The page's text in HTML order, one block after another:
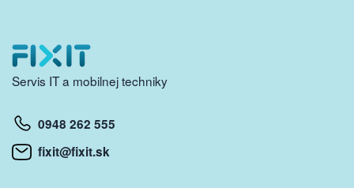
Servis IT a mobilnej techniky
0948 262 555
fixit@fixit.sk